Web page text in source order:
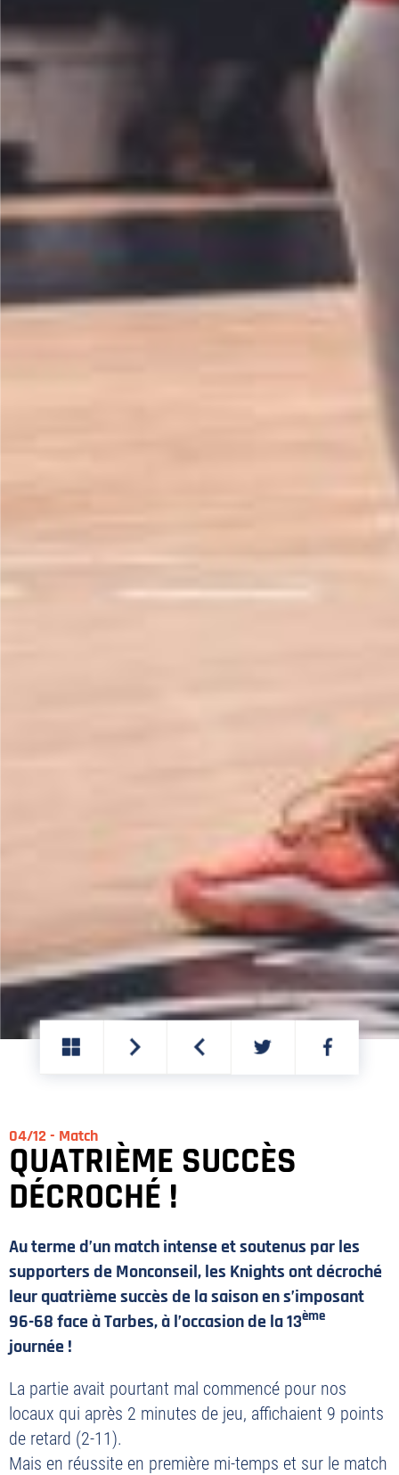
PARTAGER
SUR
PARTAGER
SUR
04/12 - Match
QUATRIÈME SUCCÈS
DÉCROCHÉ !
Au terme d’un match intense et soutenus par les
supporters de Monconseil, les Knights ont décroché
leur quatrième succès de la saison en s’imposant
96-68 face à Tarbes, à l’occasion de la 13ème
journée !
La partie avait pourtant mal commencé pour nos
locaux qui après 2 minutes de jeu, affichaient 9 points
de retard (2-11).
Mais en réussite en première mi-temps et sur le match